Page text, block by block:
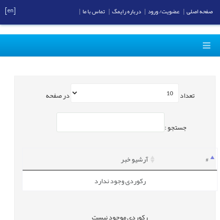
تعداد در صفحه
جستجو :
#
آرشیو خبر
رکوردی وجود ندارد
رکوردی موجود نیست
صفحه اصلی عضویت/ ورود درباره رایمگ تماس با ما